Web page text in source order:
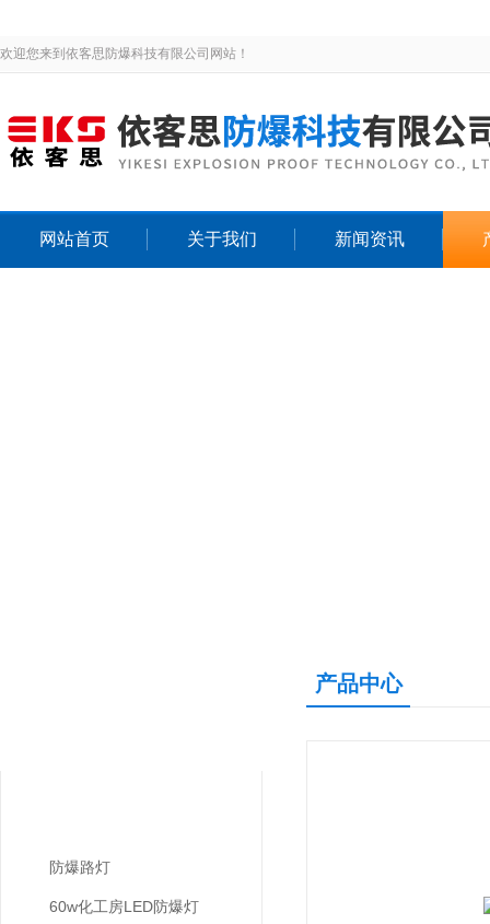
欢迎您来到依客思防爆科技有限公司网站！
网站首页 关于我们 新闻资讯
防爆路灯
60w化工房LED防爆灯
产品中心